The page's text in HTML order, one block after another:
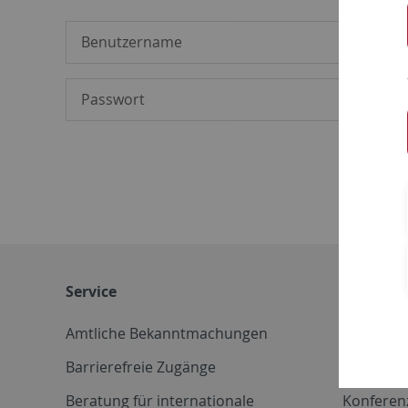
Service
Amtliche Bekanntmachungen
Barrierefreie Zugänge
Beratung für internationale